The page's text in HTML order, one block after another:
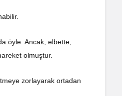
öyle. Ancak, elbette,
olmuştur.
zorlayarak ortadan